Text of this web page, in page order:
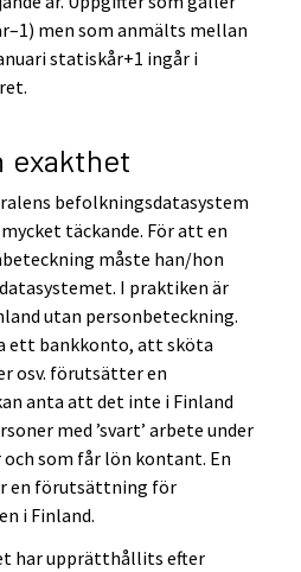
men som anmälts mellan
statiskår+1 ingår i
exakthet
befolkningsdatasystem
täckande. För att en
måste han/hon
I praktiken är
utan personbeteckning.
ett bankkonto, att sköta
osv. förutsätter en
anta att det inte i Finland
med ’svart’ arbete under
som får lön kontant. En
en förutsättning för
i Finland.
har upprätthållits efter